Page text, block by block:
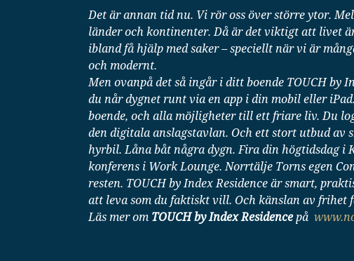
Det är annan tid nu. Vi rör oss över större ytor.
länder och kontinenter. Då är det viktigt att livet
ibland få hjälp med saker – speciellt när vi är
och modernt.
Men ovanpå det så ingår i ditt boende TOUCH by
du når dygnet runt via en app i din mobil eller
boende, och alla möjligheter till ett friare liv. Du
den digitala anslagstavlan. Och ett stort utbud av
hyrbil. Låna båt några dygn. Fira din högtidsdag i
konferens i Work Lounge. Norrtälje Torns egen
resten. TOUCH by Index Residence är smart,
att leva som du faktiskt vill. Och känslan av frihet
Läs mer om TOUCH by Index Residencepå